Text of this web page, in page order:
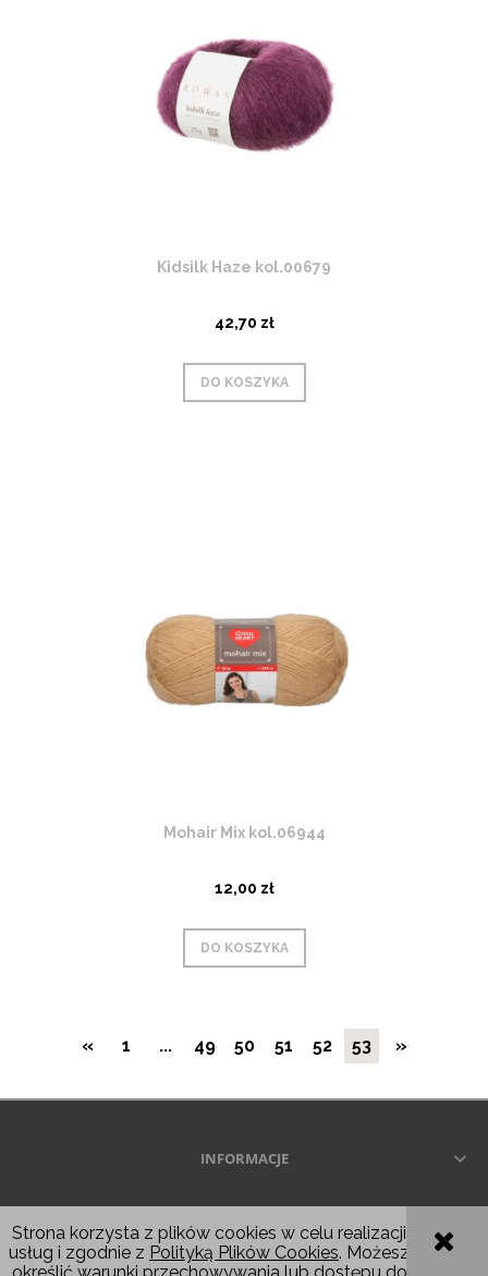
Strona korzysta z plików cookies w celu realizacji
usług i zgodnie z Polityką Plików Cookies. Możesz
Kidsilk Haze kol.00679
42,70 zł
DO KOSZYKA
Mohair Mix kol.06944
12,00 zł
DO KOSZYKA
« 1 ... 49 50 51 52 53 »
INFORMACJE
POKAŻ PEŁNĄ WERSJĘ STRONY